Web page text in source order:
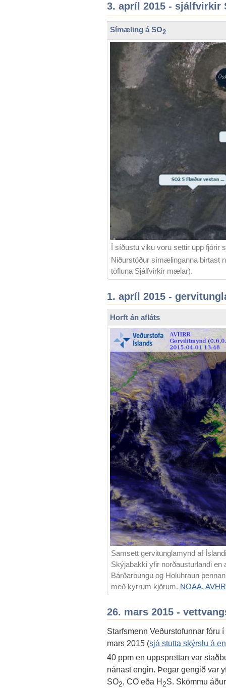
3. apríl 2015 - sjálfvirkir
Símæling á SO2
Í síðustu viku voru settir upp fjórir
Niðurstöður símælinganna birtast
töfluna Sjálfvirkir mælar).
1. apríl 2015 -
Horft án afláts
Samsett gervitunglamynd af
Skýjabakki yfir norðausturlandi
Bárðarbungu og Holuhraun
með kyrrum kjörum. NOAA,
26. mars 2015 -
Starfsmenn Veðurstofunnar
mars 2015 (sjá stutta skýrslu á
40 ppm en uppsprettan var
nánast engin. Þegar gengið var
SO2, CO eða H2S. Skömmu